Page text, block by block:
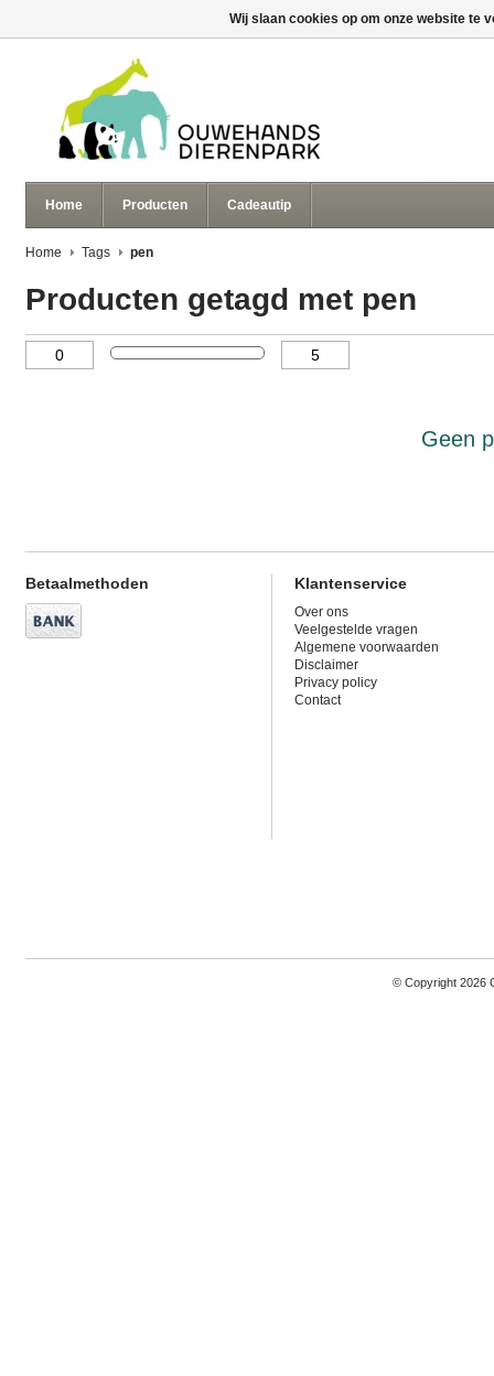
Home Producten Cadeautip
Home Tags pen
Producten getagd met pen
Geen
Betaalmethoden Klantenservice
Over ons
Veelgestelde vragen
Algemene voorwaarden
Disclaimer
Privacy policy
Contact
© Copyright 2026
Wij slaan cookies op om onze website te